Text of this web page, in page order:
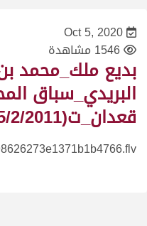
Oct 5, 2020
1546 مشاهدة
بديع ملك_محمد
قعدان_ت(5/2/2011)